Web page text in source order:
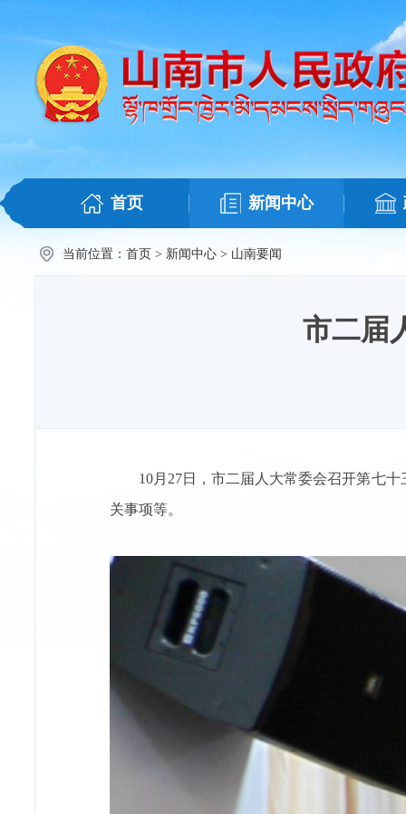
首页 新闻中心
当前位置： 首页 > 新闻中心 > 山南要闻
市二届
10月27日，市二届人大常委会召开第七
关事项等。